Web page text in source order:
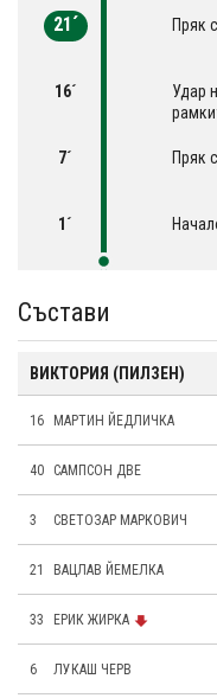
21´ Пряк
16´
Удар
7´ Пряк
1´
Състави
ВИКТОРИЯ (ПИЛЗЕН)
16 МАРТИН ЙЕДЛИЧКА
40 САМПСОН ДВЕ
3 СВЕТОЗАР МАРКОВИЧ
21 ВАЦЛАВ ЙЕМЕЛКА
33 ЕРИК ЖИРКА
6 ЛУКАШ ЧЕРВ